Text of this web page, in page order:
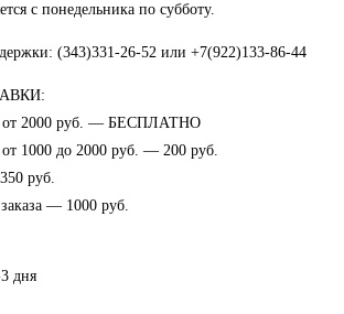
с понедельника по субботу.
(343)331-26-52 или +7(922)133-86-44
от 2000 руб. — БЕСПЛАТНО
1000 до 2000 руб. — 200 руб.
руб.
— 1000 руб.
дня